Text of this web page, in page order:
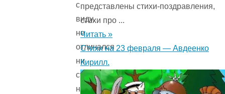
с
виду,
не
отличался
ни
силой,
ни
представлены стихи-поздравления,
стихи про ...
Читать »
Стихи на 23 февраля — Авдеенко
Кирилл.